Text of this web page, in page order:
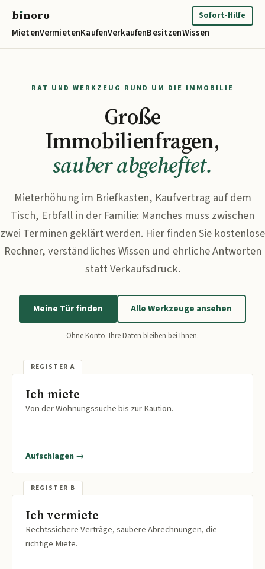
bınoro
MietenVermietenKaufenVerkaufenBesitzenWissen
Sofort-Hilfe
RAT UND WERKZEUG RUND UM DIE IMMOBILIE
Große
Immobilienfragen,
sauber abgeheftet.
Mieterhöhung im Briefkasten, Kaufvertrag auf dem
Tisch, Erbfall in der Familie: Manches muss zwischen
zwei Terminen geklärt werden. Hier finden Sie kostenlose
Rechner, verständliches Wissen und ehrliche Antworten
statt Verkaufsdruck.
Meine Tür finden Alle Werkzeuge ansehen
Ohne Konto. Ihre Daten bleiben bei Ihnen.
Ich miete
Von der Wohnungssuche bis zur Kaution.
Aufschlagen →
Ich vermiete
Rechtssichere Verträge, saubere Abrechnungen, die
richtige Miete.